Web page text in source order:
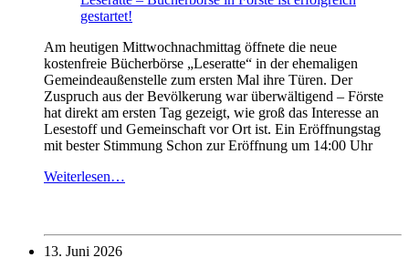
Am heutigen Mittwochnachmittag öffnete die neue
kostenfreie Bücherbörse „Leseratte“ in der ehemaligen
Gemeindeaußenstelle zum ersten Mal ihre Türen. Der
Zuspruch aus der Bevölkerung war überwältigend – Förste
hat direkt am ersten Tag gezeigt, wie groß das Interesse an
Lesestoff und Gemeinschaft vor Ort ist. Ein Eröffnungstag
mit bester Stimmung Schon zur Eröffnung um 14:00 Uhr
Weiterlesen…
13. Juni 2026